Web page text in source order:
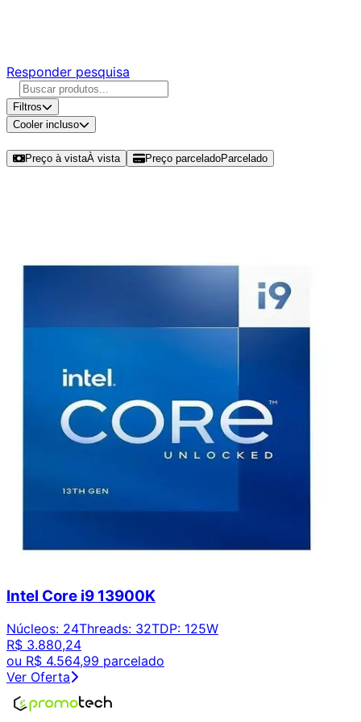
Responder pesquisa
Filtros
Cooler incluso
Preço à vistaÀ vista Preço parceladoParcelado
Intel Core i9 13900K
Núcleos: 24Threads: 32TDP: 125W
R$ 3.880,24
ou R$ 4.564,99 parcelado
Ver Oferta